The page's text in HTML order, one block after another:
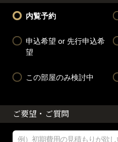
内覧予約
申込希望 or 先行申込希
望
この部屋のみ検討中
ご要望・ご質問